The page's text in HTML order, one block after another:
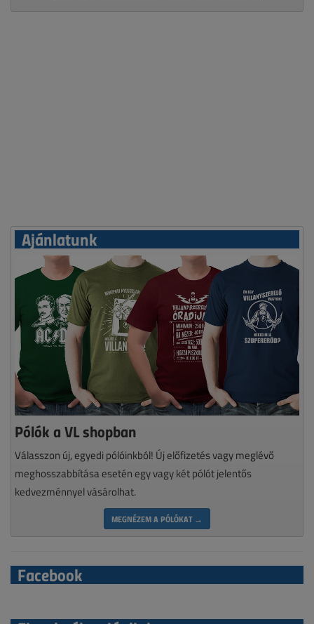
Ajánlatunk
Pólók a VL shopban
Válasszon új, egyedi pólóinkból! Új előfizetés vagy meglévő
meghosszabbítása esetén egy vagy két pólót jelentős
kedvezménnyel vásárolhat.
MEGNÉZEM A PÓLÓKAT →
Facebook